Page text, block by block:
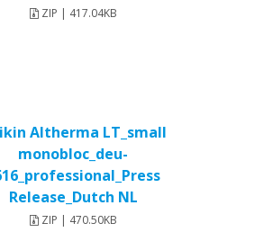
ZIP | 417.04KB
Altherma LT_small
monobloc_deu-
Release_Dutch NL
ZIP | 470.50KB